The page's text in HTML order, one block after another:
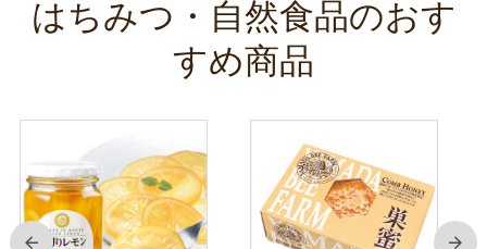
はちみつ・自然食品のおす
すめ商品